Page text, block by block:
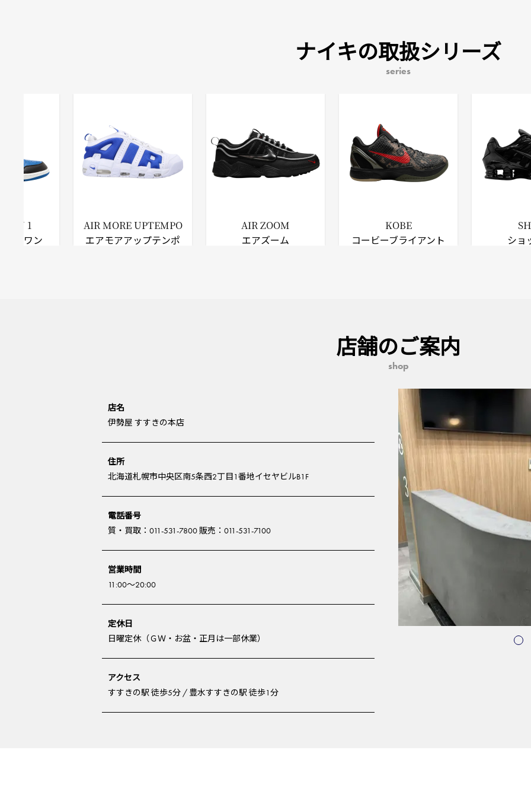
ナイキの取扱シリーズ
series
1
ダンワン
AIR MORE UPTEMPO
エアモアアップテンポ
AIR ZOOM
エアズーム
KOBE
コービーブライアント ショ
店舗のご案内
shop
店名
伊勢屋 すすきの本店
住所
北海道札幌市中央区南5条西2丁目1番地イセヤビルB1F
電話番号
質・買取：011-531-7800 販売：011-531-7100
営業時間
11:00～20:00
定休日
日曜定休（ＧＷ・お盆・正月は一部休業）
アクセス
すすきの駅 徒歩5分 / 豊水すすきの駅 徒歩1分